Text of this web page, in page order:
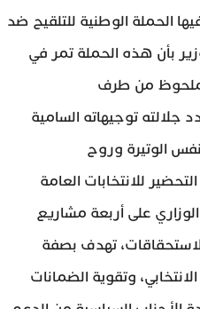
الحملة الوطنية للتلقيح ضد
الوزير بأن هذه الحملة تمر في
ملحوظ من طرف
توجيهاته السامية
الوتيرة وروح
للانتخابات العامة
على أربعة مشاريع
تهدف بصفة
وتقوية الضمانات